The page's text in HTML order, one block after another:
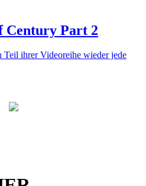
Century Part 2
ihrer Videoreihe wieder jede